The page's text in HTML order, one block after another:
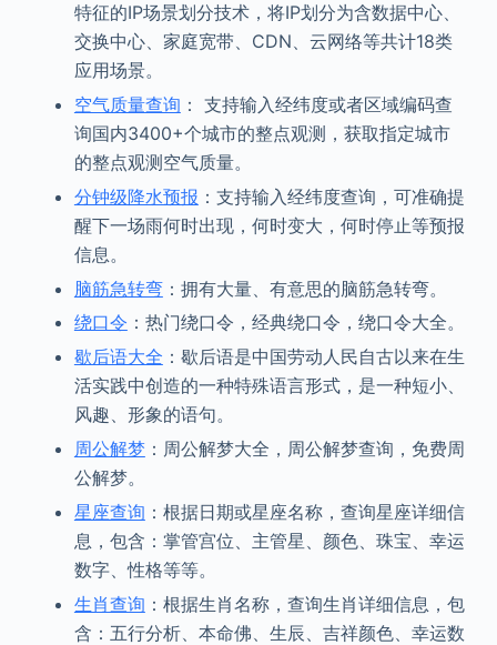
特征的IP场景划分技术，将IP划分为含数据中心、
交换中心、家庭宽带、CDN、云网络等共计18类
应用场景。
空气质量查询 ： 支持输入经纬度或者区域编码查
询国内3400+个城市的整点观测，获取指定城市
的整点观测空气质量。
分钟级降水预报 ：支持输入经纬度查询，可准确提
醒下一场雨何时出现，何时变大，何时停止等预报
信息。
脑筋急转弯：拥有大量、有意思的脑筋急转弯。
绕口令 ：热门绕口令，经典绕口令，绕口令大全。
歇后语大全 ：歇后语是中国劳动人民自古以来在生
活实践中创造的一种特殊语言形式，是一种短小、
风趣、形象的语句。
周公解梦：周公解梦大全，周公解梦查询，免费周
公解梦。
星座查询 ：根据日期或星座名称，查询星座详细信
息，包含：掌管宫位、主管星、颜色、珠宝、幸运
数字、性格等等。
生肖查询 ：根据生肖名称，查询生肖详细信息，包
含：五行分析、本命佛、生辰、吉祥颜色、幸运数